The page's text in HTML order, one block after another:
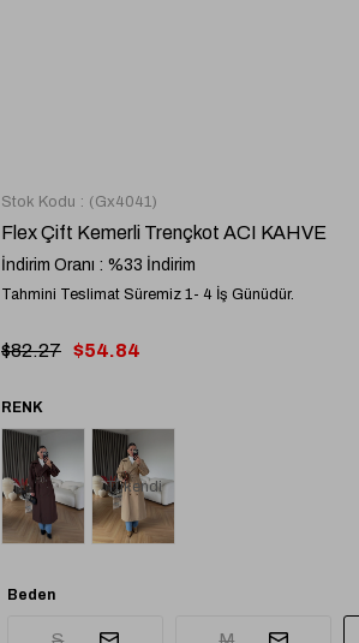
Stok Kodu (Gx4041)
Flex Çift Kemerli Trençkot ACI KAHVE
İndirim Oranı : %33 İndirim
Tahmini Teslimat Süremiz 1- 4 İş Günüdür.
$82.27 $54.84
Tükendi
Beden